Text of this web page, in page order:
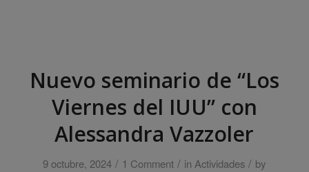
Nuevo seminario de “Los
Viernes del IUU” con
Alessandra Vazzoler
9 octubre, 2024 / 1 Comment / in Actividades / by